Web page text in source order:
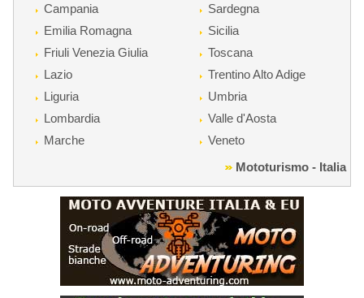
Campania
Emilia Romagna
Friuli Venezia Giulia
Lazio
Liguria
Lombardia
Marche
Sardegna
Sicilia
Toscana
Trentino Alto Adige
Umbria
Valle d'Aosta
Veneto
Mototurismo - Italia